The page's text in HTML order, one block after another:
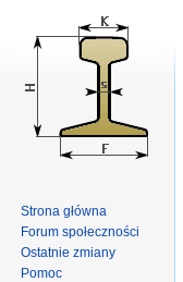
Strona główna
Forum społeczności
Ostatnie zmiany
Pomoc